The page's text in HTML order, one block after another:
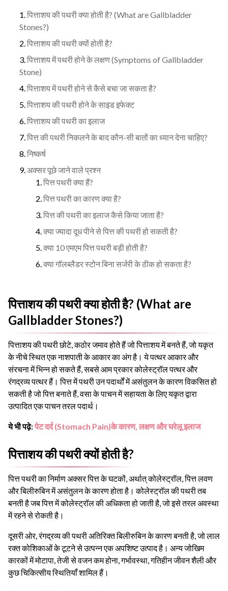
पित्ताशय की पथरी क्या होती है? (What are Gallbladder
Stones?)
पित्ताशय की पथरी क्यों होती है?
पित्ताशय में पथरी होने के लक्षण (Symptoms of Gallbladder
Stone)
पित्ताशय में पथरी होने से कैसे बचा जा सकता है?
पित्ताशय की पथरी होने के साइड इफेक्ट
पित्ताशय की पथरी का इलाज
पित्त की पथरी निकलने के बाद कौन-सी बातों का ध्यान देना चाहिए?
निष्कर्ष
अक्सर पूछे जाने वाले प्रश्न
पित्त पथरी क्या हैं?
पित्त पथरी का कारण क्या है?
पित्त की पथरी का इलाज कैसे किया जाता है?
क्या ज्यादा दूध पीने से पित्त की पथरी हो सकती है?
क्या 10 एमएम पित्त पथरी बड़ी होती है?
क्या गॉलब्लैडर स्टोन बिना सर्जरी के ठीक हो सकता है?
पित्ताशय की पथरी क्या होती है? (What are
Gallbladder Stones?)
पित्ताशय की पथरी छोटे, कठोर जमाव होते हैं जो पित्ताशय में बनते हैं, जो यकृत
के नीचे स्थित एक नाशपाती के आकार का अंग है। ये पत्थर आकार और
संरचना में भिन्न हो सकते हैं, सबसे आम प्रकार कोलेस्ट्रॉल पत्थर और
रंगद्रव्य पत्थर हैं। पित्त में पथरी उन पदार्थों में असंतुलन के कारण विकसित हो
सकती है जो पित्त बनाते हैं, वसा के पाचन में सहायता के लिए यकृत द्वारा
उत्पादित एक पाचन तरल पदार्थ।
ये भी पढ़े:पेट दर्द (Stomach Pain)के कारण, लक्षण और घरेलू इलाज
पित्ताशय की पथरी क्यों होती है?
पित्त पथरी का निर्माण अक्सर पित्त के घटकों, अर्थात् कोलेस्ट्रॉल, पित्त लवण
और बिलीरुबिन में असंतुलन के कारण होता है। कोलेस्ट्रॉल की पथरी तब
बनती है जब पित्त में कोलेस्ट्रॉल की अधिकता हो जाती है, जो इसे तरल अवस्था
में रहने से रोकती है।
दूसरी ओर, रंगद्रव्य की पथरी अतिरिक्त बिलीरुबिन के कारण बनती है, जो लाल
रक्त कोशिकाओं के टूटने से उत्पन्न एक अपशिष्ट उत्पाद है। अन्य जोखिम
कारकों में मोटापा, तेजी से वजन कम होना, गर्भावस्था, गतिहीन जीवन शैली और
कुछ चिकित्सीय स्थितियाँ शामिल हैं।